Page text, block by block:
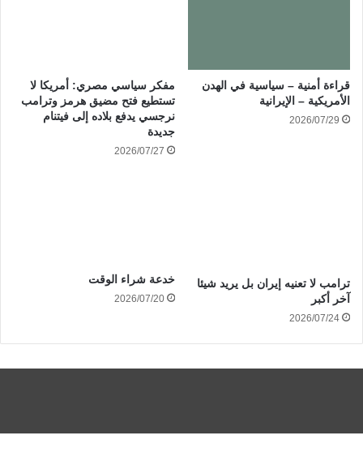
قراءة أمنية – سياسية في الهدن
الأمريكية – الإيرانية
2026/07/29
مفكر سياسي مصري: أمريكا لا
تستطيع فتح مضيق هرمز وترامب
نرجسي يدفع بلاده إلى فيتنام
جديدة
2026/07/27
ترامب لا تعنيه إيران بل يريد شيئا
آخر أكبر
2026/07/24
خدعة شراء الوقت
2026/07/20